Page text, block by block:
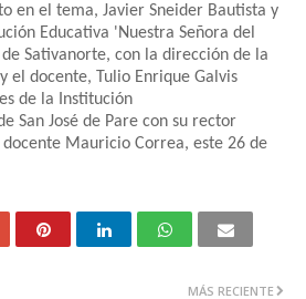
en el tema, Javier Sneider Bautista y
Educativa 'Nuestra Señora del
Sativanorte, con la dirección de la
el docente, Tulio Enrique Galvis
de la Institución
San José de Pare con su rector
Mauricio Correa, este 26 de
MÁS RECIENTE